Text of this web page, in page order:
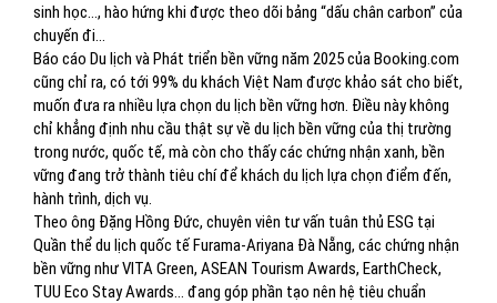
sinh học…, hào hứng khi được theo dõi bảng “dấu chân carbon” của
chuyến đi…
Báo cáo Du lịch và Phát triển bền vững năm 2025 của Booking.com
cũng chỉ ra, có tới 99% du khách Việt Nam được khảo sát cho biết,
muốn đưa ra nhiều lựa chọn du lịch bền vững hơn. Điều này không
chỉ khẳng định nhu cầu thật sự về du lịch bền vững của thị trường
trong nước, quốc tế, mà còn cho thấy các chứng nhận xanh, bền
vững đang trở thành tiêu chí để khách du lịch lựa chọn điểm đến,
hành trình, dịch vụ.
Theo ông Đặng Hồng Đức, chuyên viên tư vấn tuân thủ ESG tại
Quần thể du lịch quốc tế Furama-Ariyana Đà Nẵng, các chứng nhận
bền vững như VITA Green, ASEAN Tourism Awards, EarthCheck,
TUU Eco Stay Awards… đang góp phần tạo nên hệ tiêu chuẩn